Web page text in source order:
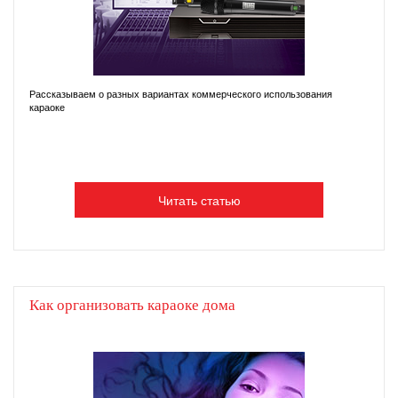
Рассказываем о разных вариантах коммерческого использования
караоке
Читать статью
Как организовать караоке дома